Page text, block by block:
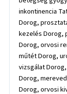
inkontinencia
Dorog,
kezelés Dorog,
Dorog, orvosi
műtét Dorog,
vizsgálat
Dorog,
Dorog, orvosi